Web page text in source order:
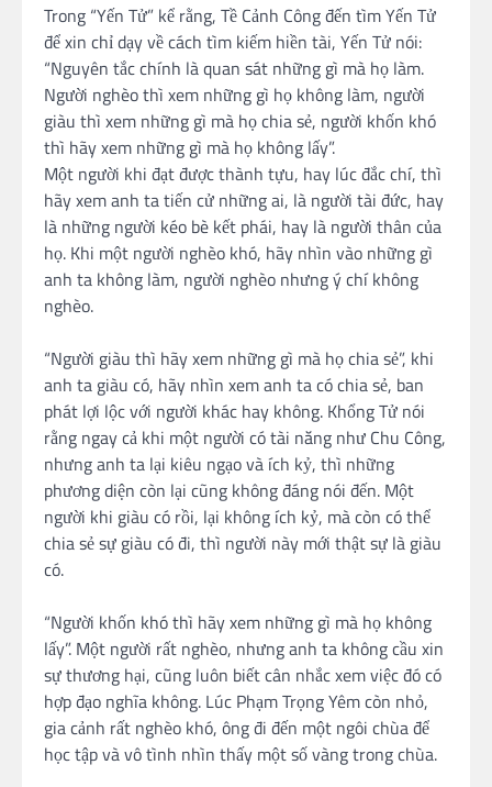
Trong “Yến Tử” kể rằng, Tề Cảnh Công đến tìm Yến Tử
để xin chỉ dạy về cách tìm kiếm hiền tài, Yến Tử nói:
“Nguyên tắc chính là quan sát những gì mà họ làm.
Người nghèo thì xem những gì họ không làm, người
giàu thì xem những gì mà họ chia sẻ, người khốn khó
thì hãy xem những gì mà họ không lấy”.
Một người khi đạt được thành tựu, hay lúc đắc chí, thì
hãy xem anh ta tiến cử những ai, là người tài đức, hay
là những người kéo bè kết phái, hay là người thân của
họ. Khi một người nghèo khó, hãy nhìn vào những gì
anh ta không làm, người nghèo nhưng ý chí không
nghèo.
“Người giàu thì hãy xem những gì mà họ chia sẻ”, khi
anh ta giàu có, hãy nhìn xem anh ta có chia sẻ, ban
phát lợi lộc với người khác hay không. Khổng Tử nói
rằng ngay cả khi một người có tài năng như Chu Công,
nhưng anh ta lại kiêu ngạo và ích kỷ, thì những
phương diện còn lại cũng không đáng nói đến. Một
người khi giàu có rồi, lại không ích kỷ, mà còn có thể
chia sẻ sự giàu có đi, thì người này mới thật sự là giàu
có.
“Người khốn khó thì hãy xem những gì mà họ không
lấy”. Một người rất nghèo, nhưng anh ta không cầu xin
sự thương hại, cũng luôn biết cân nhắc xem việc đó có
hợp đạo nghĩa không. Lúc Phạm Trọng Yêm còn nhỏ,
gia cảnh rất nghèo khó, ông đi đến một ngôi chùa để
học tập và vô tình nhìn thấy một số vàng trong chùa.